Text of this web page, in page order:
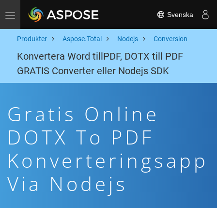
Toggle navigation Svenska
Produkter Aspose.Total Nodejs Conversion
Konvertera Word tillPDF, DOTX till PDF
GRATIS Converter eller Nodejs SDK
Gratis Online
DOTX To PDF
Konverteringsapp
Via Nodejs